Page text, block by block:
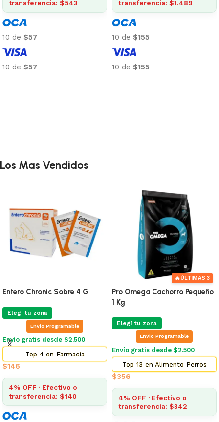
transferencia: $543
10 de $57
10 de $57
transferencia: $1.489
10 de $155
10 de $155
Los Mas Vendidos
Entero Chronic Sobre 4 G
Elegí tu zona
Envio Programable
Envío gratis desde $2.500
Top 4 en Farmacia
$146
4% OFF · Efectivo o
transferencia: $140
🔥ÚLTIMAS 3
Pro Omega Cachorro Pequeño
1 Kg
Elegí tu zona
Envio Programable
Envío gratis desde $2.500
Top 13 en Alimento Perros
$356
4% OFF · Efectivo o
transferencia: $342